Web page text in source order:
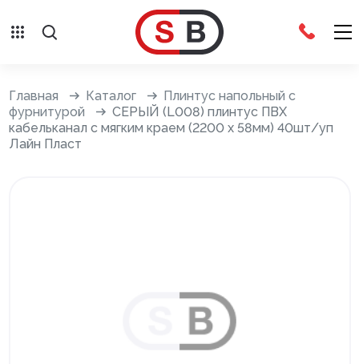
Сайдинг с фурнитурой
Главная Каталог
Плинтус напольный с
фурнитурой
СЕРЫЙ (L008) плинтус ПВХ
кабельканал с мягким краем (2200 х 58мм) 40шт/уп
Лайн Пласт